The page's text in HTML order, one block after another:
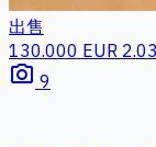
出售
130.000 EUR
photo_camera 9